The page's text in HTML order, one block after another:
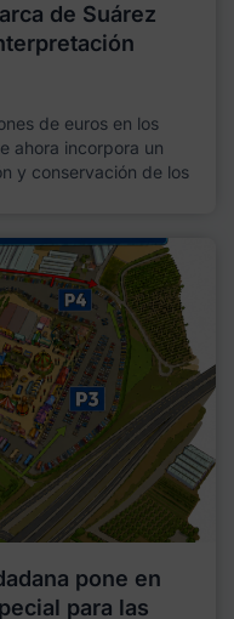
de Suárez
de euros en los
ahora incorpora un
y conservación de los
pone en
para las